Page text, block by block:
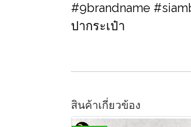
#9brandname
ปากระเป๋า
สินค้าเกี่ยวข้อง